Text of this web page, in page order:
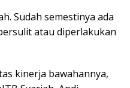
Sudah semestinya ada
atau diperlakukan
kinerja bawahannya,